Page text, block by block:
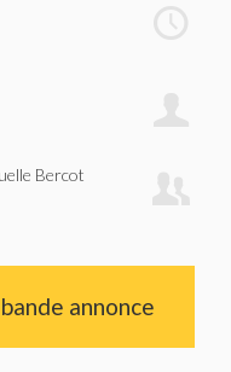
Bercot
annonce